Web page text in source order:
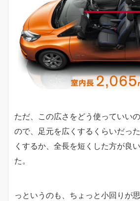
ただ、この広さをどう使っていい
ので、足元を広くするくらいだっ
くするか、全長を短くした方が良
た。
っというのも、ちょっと小回りが